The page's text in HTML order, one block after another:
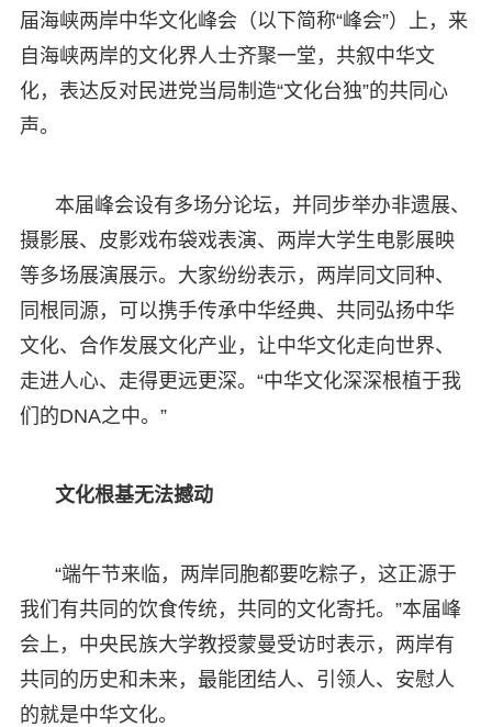
届海峡两岸中华文化峰会（以下简称“峰会”）上，来
自海峡两岸的文化界人士齐聚一堂，共叙中华文
化，表达反对民进党当局制造“文化台独”的共同心
声。
本届峰会设有多场分论坛，并同步举办非遗展、
摄影展、皮影戏布袋戏表演、两岸大学生电影展映
等多场展演展示。大家纷纷表示，两岸同文同种、
同根同源，可以携手传承中华经典、共同弘扬中华
文化、合作发展文化产业，让中华文化走向世界、
走进人心、走得更远更深。“中华文化深深根植于我
们的DNA之中。”
文化根基无法撼动
“端午节来临，两岸同胞都要吃粽子，这正源于
我们有共同的饮食传统，共同的文化寄托。”本届峰
会上，中央民族大学教授蒙曼受访时表示，两岸有
共同的历史和未来，最能团结人、引领人、安慰人
的就是中华文化。